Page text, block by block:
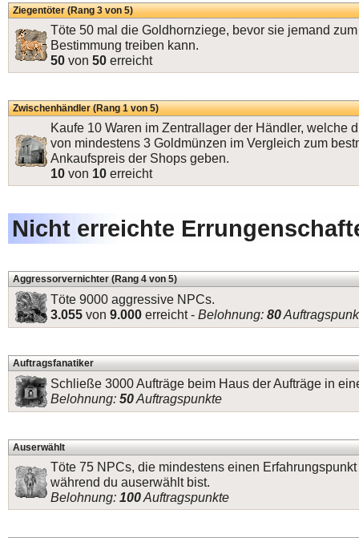
Ziegentöter (Rang 3 von 5)
Töte 50 mal die Goldhornziege, bevor sie jemand
Bestimmung treiben kann.
50 von 50 erreicht
Zwischenhändler (Rang 1 von 5)
Kaufe 10 Waren im Zentrallager der Händler, welche
von mindestens 3 Goldmünzen im Vergleich zum
Ankaufspreis der Shops geben.
10 von 10 erreicht
Nicht erreichte
Aggressorvernichter (Rang 4 von 5)
Töte 9000 aggressive NPCs.
3.055 von 9.000 erreicht - Belohnung: 80
Auftragsfanatiker
Schließe 3000 Aufträge beim Haus der Aufträge in
Belohnung: 50Auftragspunkte
Auserwählt
Töte 75 NPCs, die mindestens einen
während du auserwählt bist.
Belohnung: 100Auftragspunkte